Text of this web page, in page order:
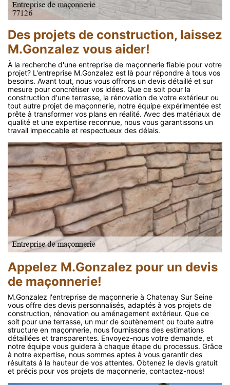
Des projets de construction, laissez
M.Gonzalez vous aider!
À la recherche d'une entreprise de maçonnerie fiable pour votre
projet? L'entreprise M.Gonzalez est là pour répondre à tous vos
besoins. Avant tout, nous vous offrons un devis détaillé et sur
mesure pour concrétiser vos idées. Que ce soit pour la
construction d'une terrasse, la rénovation de votre extérieur ou
tout autre projet de maçonnerie, notre équipe expérimentée est
prête à transformer vos plans en réalité. Avec des matériaux de
qualité et une expertise reconnue, nous vous garantissons un
travail impeccable et respectueux des délais.
Appelez M.Gonzalez pour un devis
de maçonnerie!
M.Gonzalez l'entreprise de maçonnerie à Chatenay Sur Seine
vous offre des devis personnalisés, adaptés à vos projets de
construction, rénovation ou aménagement extérieur. Que ce
soit pour une terrasse, un mur de soutènement ou toute autre
structure en maçonnerie, nous fournissons des estimations
détaillées et transparentes. Envoyez-nous votre demande, et
notre équipe vous guidera à chaque étape du processus. Grâce
à notre expertise, nous sommes aptes à vous garantir des
résultats à la hauteur de vos attentes. Obtenez le devis gratuit
et précis pour vos projets de maçonnerie, contactez-nous!